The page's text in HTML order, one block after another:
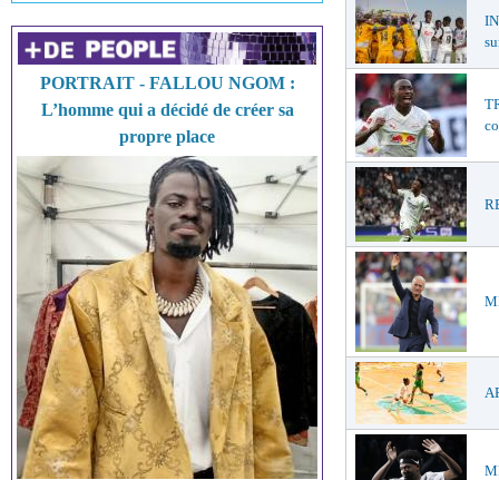
PORTRAIT - FALLOU NGOM :
L’homme qui a décidé de créer sa
propre place